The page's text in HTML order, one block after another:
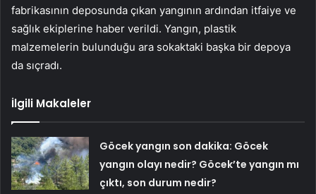
fabrikasının deposunda çıkan yangının ardından itfaiye ve
sağlık ekiplerine haber verildi. Yangın, plastik
malzemelerin bulunduğu ara sokaktaki başka bir depoya
da sıçradı.
İlgili Makaleler
Göcek yangın son dakika: Göcek
yangın olayı nedir? Göcek’te yangın mı
çıktı, son durum nedir?